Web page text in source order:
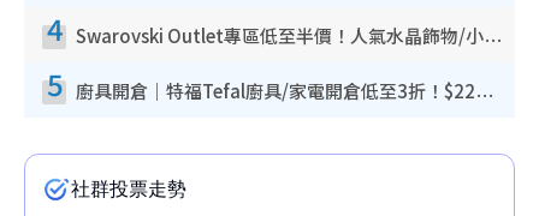
4 Swarovski Outlet專區低至半價！人氣水晶飾物/小擺設$138起！迪士尼款/水晶高跟鞋都有平
5 廚具開倉｜特福Tefal廚具/家電開倉低至3折！$220起買平底鍋/炒鑊/湯煲！電飯煲/吸塵機/燙斗$418起